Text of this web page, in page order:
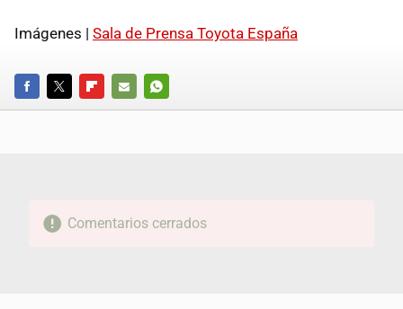
Imágenes | Sala de Prensa Toyota España
FACEBOOKTWITTERFLIPBOARD
E-
WHATSAPP
Comentarios cerrados